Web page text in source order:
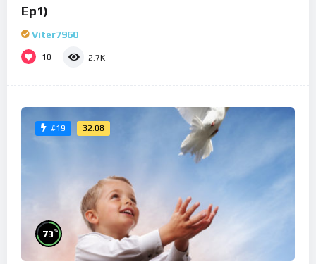
Ep1)
Viter7960
10 2.7K
#19 32:08
73%